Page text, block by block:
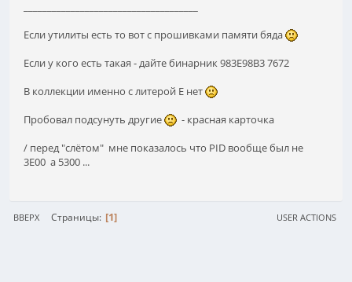
Если утилиты есть то вот с прошивками памяти бяда
Если у кого есть такая - дайте бинарник 983E98B3 7672
В коллекции именно с литерой Е нет
Пробовал подсунуть другие
- красная карточка
/ перед "слётом" мне показалось что PID вообще был не
3Е00 а 5300 ...
ВВЕРХ Страницы 1 USER ACTIONS